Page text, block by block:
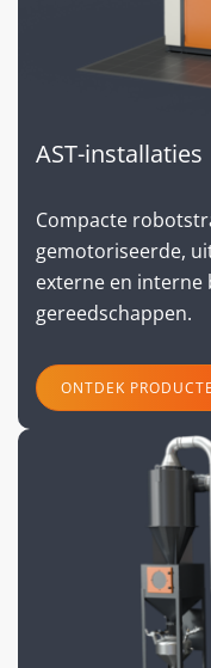
AST-installaties
Compacte
gemotoriseerde,
externe en interne
gereedschappen.
ONTDEK